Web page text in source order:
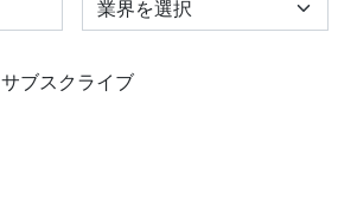
サブスクライブ